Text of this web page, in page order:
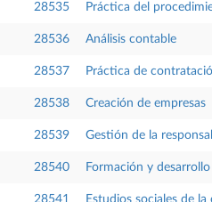
28535 Práctica del
28536 Análisis contable
28537 Práctica de
28538 Creación de empresas
28539 Gestión de la
28540 Formación y desarrollo
28541 Estudios sociales de la